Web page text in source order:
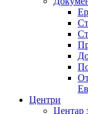
Центри
Центар